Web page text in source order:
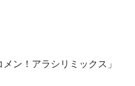
ン！アラシリミックス」